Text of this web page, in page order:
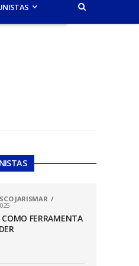
JARISMAR
FERRAMENTA